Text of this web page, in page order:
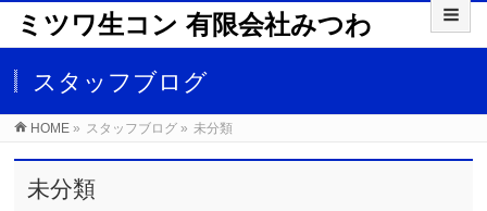
ミツワ生コン 有限会社みつわ
スタッフブログ
HOME » スタッフブログ » 未分類
未分類